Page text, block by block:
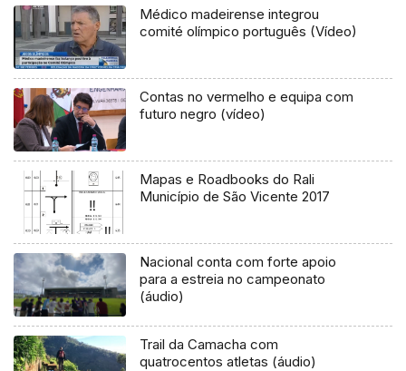
Médico madeirense integrou
comité olímpico português (Vídeo)
Contas no vermelho e equipa com
futuro negro (vídeo)
Mapas e Roadbooks do Rali
Município de São Vicente 2017
Nacional conta com forte apoio
para a estreia no campeonato
(áudio)
Trail da Camacha com
quatrocentos atletas (áudio)